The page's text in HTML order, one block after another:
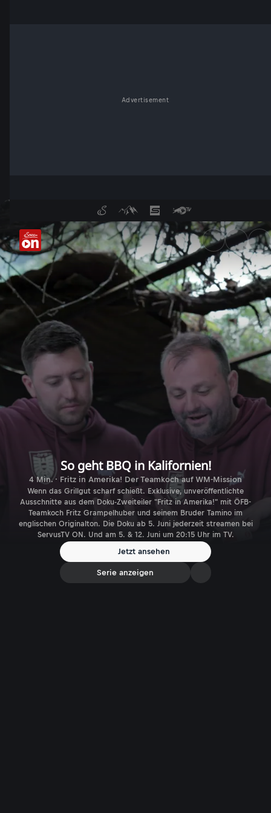
Advertisement
Fritz und Tamino
So geht BBQ in Kalifornien!
4 Min. · Fritz in Amerika! Der Teamkoch auf WM-Mission
Wenn das Grillgut scharf schießt. Exklusive, unveröffentlichte
Ausschnitte aus dem Doku-Zweiteiler "Fritz in Amerika!" mit ÖFB-
Teamkoch Fritz Grampelhuber und seinem Bruder Tamino im
englischen Originalton. Die Doku ab 5. Juni jederzeit streamen bei
ServusTV ON. Und am 5. & 12. Juni um 20:15 Uhr im TV.
Jetzt ansehen
Serie anzeigen